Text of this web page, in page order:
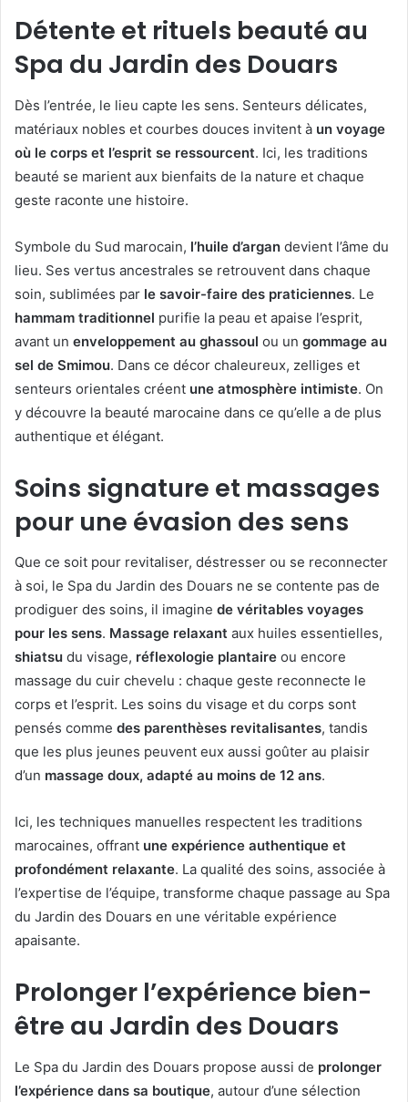
Détente et rituels beauté au
Spa du Jardin des Douars
Dès l’entrée, le lieu capte les sens. Senteurs délicates,
matériaux nobles et courbes douces invitent à un voyage
où le corps et l’esprit se ressourcent. Ici, les traditions
beauté se marient aux bienfaits de la nature et chaque
geste raconte une histoire.
Symbole du Sud marocain, l’huile d’argan devient l’âme du
lieu. Ses vertus ancestrales se retrouvent dans chaque
soin, sublimées par le savoir-faire des praticiennes. Le
hammam traditionnel purifie la peau et apaise l’esprit,
avant un enveloppement au ghassoul ou un gommage au
sel de Smimou. Dans ce décor chaleureux, zelliges et
senteurs orientales créent une atmosphère intimiste. On
y découvre la beauté marocaine dans ce qu’elle a de plus
authentique et élégant.
Soins signature et massages
pour une évasion des sens
Que ce soit pour revitaliser, déstresser ou se reconnecter
à soi, le Spa du Jardin des Douars ne se contente pas de
prodiguer des soins, il imagine de véritables voyages
pour les sens. Massage relaxant aux huiles essentielles,
shiatsu du visage, réflexologie plantaire ou encore
massage du cuir chevelu : chaque geste reconnecte le
corps et l’esprit. Les soins du visage et du corps sont
pensés comme des parenthèses revitalisantes, tandis
que les plus jeunes peuvent eux aussi goûter au plaisir
d’un massage doux, adapté au moins de 12 ans.
Ici, les techniques manuelles respectent les traditions
marocaines, offrant une expérience authentique et
profondément relaxante. La qualité des soins, associée à
l’expertise de l’équipe, transforme chaque passage au Spa
du Jardin des Douars en une véritable expérience
apaisante.
Prolonger l’expérience bien-
être au Jardin des Douars
Le Spa du Jardin des Douars propose aussi de prolonger
l’expérience dans sa boutique, autour d’une sélection